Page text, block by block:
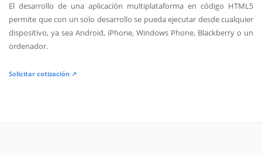
El desarrollo de una aplicación multiplataforma en código HTML5
permite que con un solo desarrollo se pueda ejecutar desde cualquier
dispositivo, ya sea Android, iPhone, Windows Phone, Blackberry o un
ordenador.
Solicitar cotización ↗